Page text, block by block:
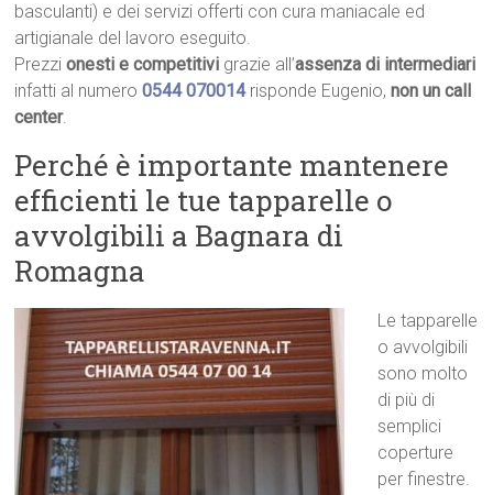
basculanti) e dei servizi offerti con cura maniacale ed
artigianale del lavoro eseguito.
Prezzionesti e competitivi grazie all’assenza di intermediari
infatti al numero0544 070014 risponde Eugenio,non un call
center.
Perché è importante mantenere
efficienti le tue tapparelle o
avvolgibili a Bagnara di
Romagna
Le tapparelle
o avvolgibili
sono molto
di più di
semplici
coperture
per finestre.